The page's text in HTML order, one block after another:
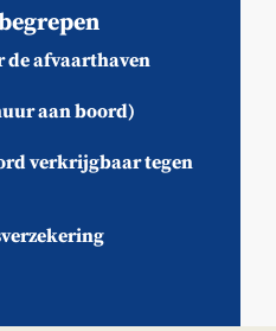
de afvaarthaven
aan boord)
verkrijgbaar tegen